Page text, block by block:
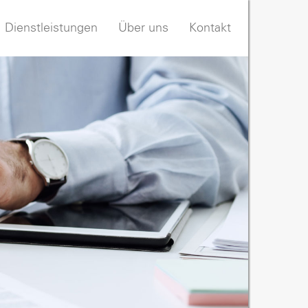
Dienstleistungen Über uns Kontakt